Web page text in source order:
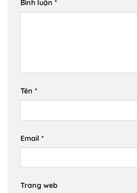
Bình luận *
Tên *
Email *
Trang web